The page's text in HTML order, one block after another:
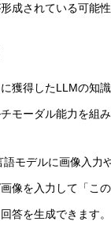
成されている可能
獲得したLLMの知
モーダル能力を組
モデルに画像入力
像を入力して「こ
答を生成できます。